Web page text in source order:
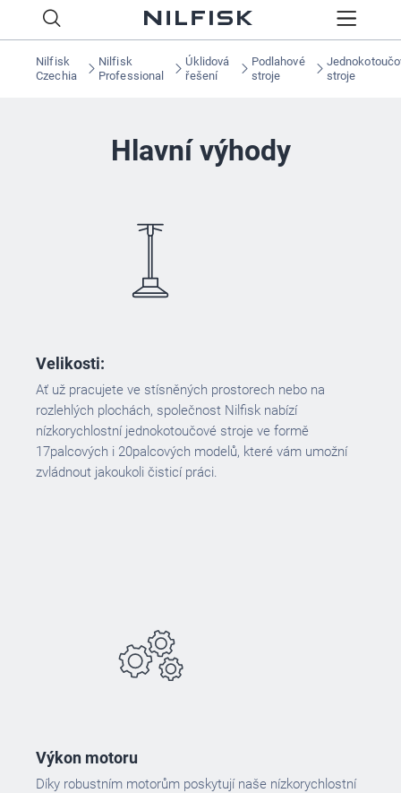
Nilfisk
Czechia
Nilfisk
Professional
Úklidová
řešení
Podlahové
stroje
stroje
Hlavní výhody
Velikosti:
Ať už pracujete ve stísněných prostorech nebo na
rozlehlých plochách, společnost Nilfisk nabízí
nízkorychlostní jednokotoučové stroje ve formě
17palcových i 20palcových modelů, které vám umožní
zvládnout jakoukoli čisticí práci.
Výkon motoru
Díky robustním motorům poskytují naše nízkorychlostní